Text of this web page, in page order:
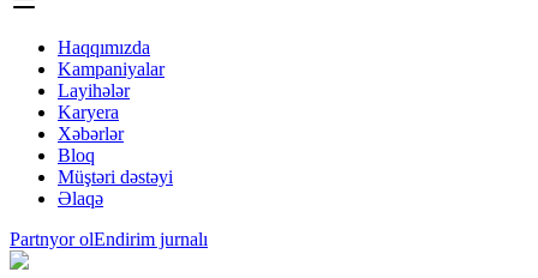
Haqqımızda
Kampaniyalar
Layihələr
Karyera
Xəbərlər
Bloq
Müştəri dəstəyi
Əlaqə
Partnyor olEndirim jurnalı